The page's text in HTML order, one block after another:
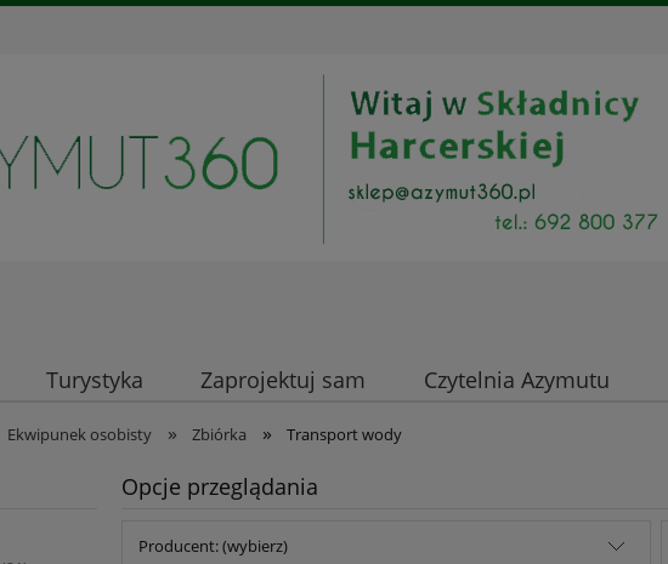
Turystyka Zaprojektuj sam Czytelnia Azymutu
Ekwipunek osobisty » Zbiórka » Transport wody
Opcje przeglądania
Producent: (wybierz)